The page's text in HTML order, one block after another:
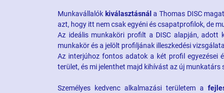
Munkavállalók kiválasztásnál a Thomas DISC
azt, hogy itt nem csak egyéni és csapatprofilok, de
Az ideális munkaköri profilt a DISC alapján,
munkakör és a jelölt profiljának illeszkedési
Az interjúhoz fontos adatok a két profil egyezései
terület, és mi jelenthet majd kihívást az új munkatárs
Személyes kedvenc alkalmazási területem a